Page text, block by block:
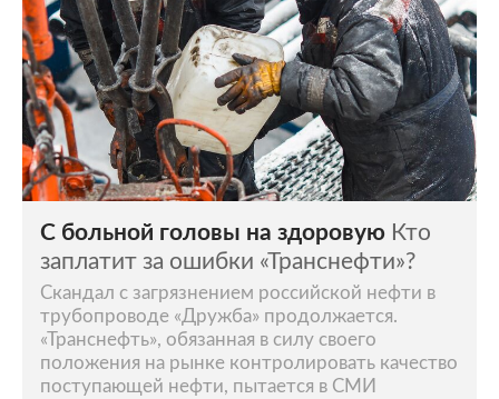
С больной головы на здоровую Кто
заплатит за ошибки «Транснефти»?
Скандал с загрязнением российской нефти в
трубопроводе «Дружба» продолжается.
«Транснефть», обязанная в силу своего
положения на рынке контролировать качество
поступающей нефти, пытается в СМИ